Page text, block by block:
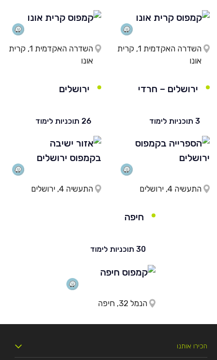
השדרה האקדמית 1, קרית
אונו
השדרה האקדמית 1, קרית
אונו
ירושלים – חרדי
3 תוכניות לימוד
התעשיה 4, ירושלים
ירושלים
26 תוכניות לימוד
התעשיה 4, ירושלים
חיפה
30 תוכניות לימוד
הנמל 32, חיפה
הכירו אותנו